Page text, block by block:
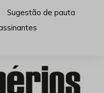
Sugestão de pauta